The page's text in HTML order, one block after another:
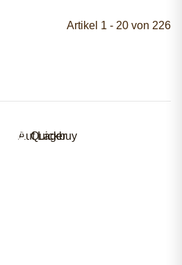
Artikel 1 - 20 von 226
Quickbuy
Auf Lager